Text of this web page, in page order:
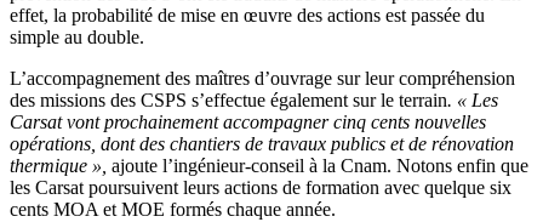
effet, la probabilité de mise en œuvre des actions est passée du
simple au double.
L’accompagnement des maîtres d’ouvrage sur leur compréhension
des missions des CSPS s’effectue également sur le terrain. « Les
Carsat vont prochainement accompagner cinq cents nouvelles
opérations, dont des chantiers de travaux publics et de rénovation
thermique », ajoute l’ingénieur-conseil à la Cnam. Notons enfin que
les Carsat poursuivent leurs actions de formation avec quelque six
cents MOA et MOE formés chaque année.